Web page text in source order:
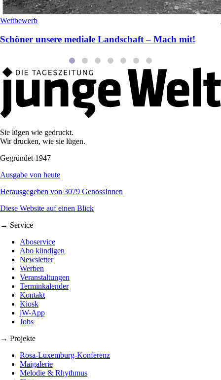
Wettbewerb
Schöner unsere mediale Landschaft – Mach mit!
Sie lügen wie gedruckt.
Wir drucken, wie sie lügen.
Gegründet 1947
Ausgabe von heute
Herausgegeben von 3079 GenossInnen
Diese Website auf einen Blick
→ Service
Aboservice
Abo kündigen
Newsletter
Werben
Veranstaltungen
Terminkalender
Kontakt
Kiosk
jW-App
Jobs
→ Projekte
Rosa-Luxemburg-Konferenz
Maigalerie
Melodie & Rhythmus